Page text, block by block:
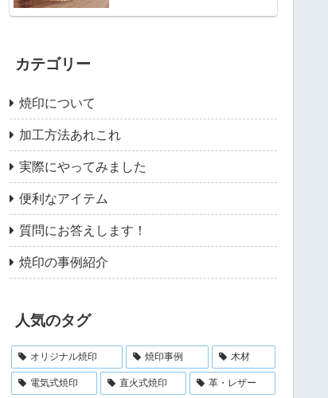
カテゴリー
焼印について
加工方法あれこれ
実際にやってみました
便利なアイテム
質問にお答えします！
焼印の事例紹介
人気のタグ
オリジナル焼印 焼印事例 木材
電気式焼印 直火式焼印 革・レザー